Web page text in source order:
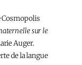
Cosmopolis
sur le
Auger.
de la langue